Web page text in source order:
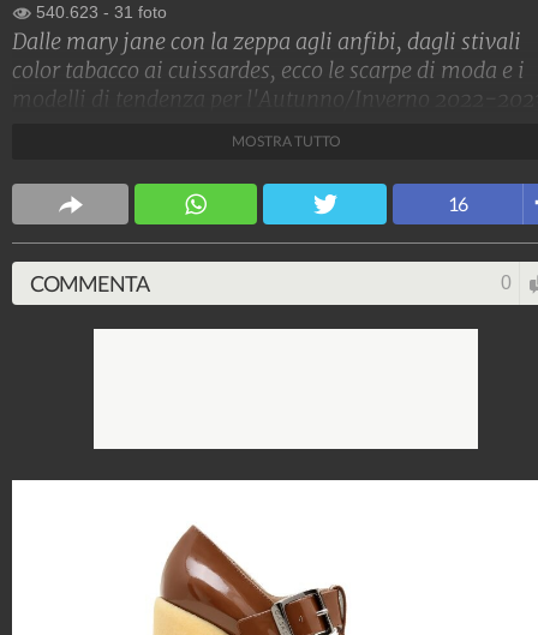
540.623 - 31 foto
Dalle mary jane con la zeppa agli anfibi, dagli stivali
color tabacco ai cuissardes, ecco le scarpe di moda e i
modelli di tendenza per l'Autunno/Inverno 2022-
MOSTRA TUTTO
16
COMMENTA 0